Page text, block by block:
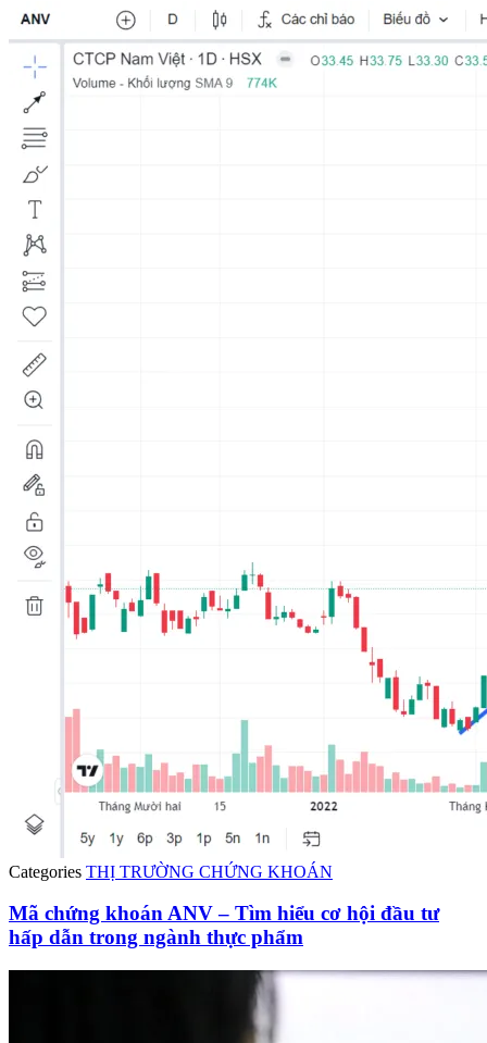
Categories THỊ TRƯỜNG CHỨNG KHOÁN
Mã chứng khoán ANV – Tìm hiểu cơ hội đầu tư
hấp dẫn trong ngành thực phẩm